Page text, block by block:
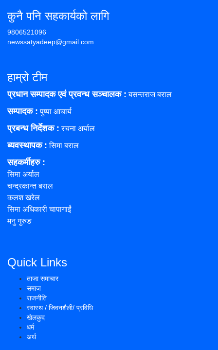
कुनै पनि सहकार्यको लागि
9806521096
newssatyadeep@gmail.com
हाम्रो टीम
प्रधान सम्पादक एवं प्रवन्ध सञ्चालक : बसन्तराज बराल
सम्पादक : पुष्पा आचार्य
प्रबन्ध निर्देशक : रचना अर्याल
ब्यवस्थापक : सिमा बराल
सहकर्मीहरु:
सिमा अर्याल
चन्द्रकान्त बराल
कलश खरेल
सिमा अधिकारी चापागाईं
मनु गुरुङ
Quick Links
ताजा समाचार
समाज
राजनीति
स्वास्थ / जिवनशैली/ प्रविधि
खेलकुद
धर्म
अर्थ